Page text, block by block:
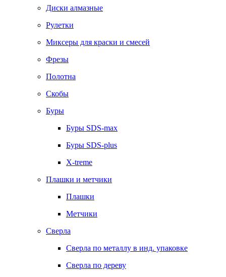
Диски алмазные
Рулетки
Миксеры для краски и смесей
Фрезы
Полотна
Скобы
Буры
Буры SDS-max
Буры SDS-plus
X-treme
Плашки и метчики
Плашки
Метчики
Сверла
Сверла по металлу в инд. упаковке
Сверла по дереву